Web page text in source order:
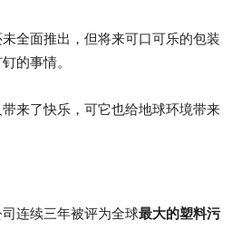
全面推出，但将来可口可乐的包装
的事情。
来了快乐，可它也给地球环境带来
连续三年被评为全球最大的塑料污